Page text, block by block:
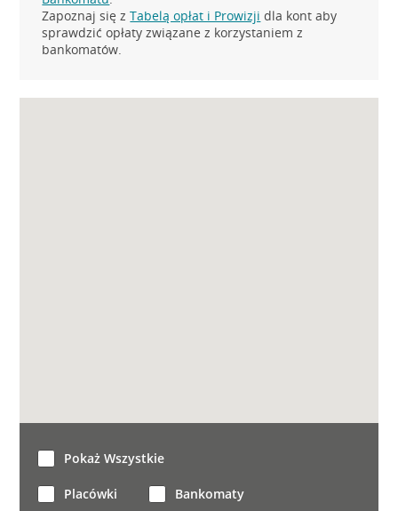
Zapoznaj się zTabelą opłat i Prowizji dla kont aby
sprawdzić opłaty związane z korzystaniem z
bankomatów.
Pokaż Wszystkie
Placówki Bankomaty